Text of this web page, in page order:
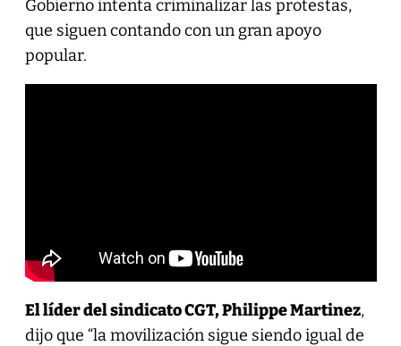
Gobierno intenta criminalizar las protestas,
que siguen contando con un gran apoyo
popular.
El líder del sindicato CGT, Philippe Martinez,
dijo que “la movilización sigue siendo igual de